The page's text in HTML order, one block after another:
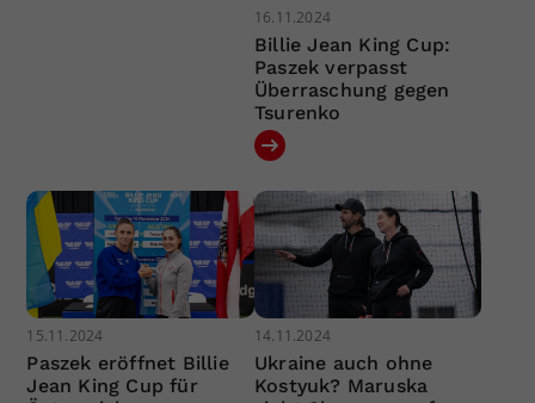
16.11.2024
Billie Jean King Cup:
Paszek verpasst
Überraschung gegen
Tsurenko
15.11.2024
Paszek eröffnet Billie
Jean King Cup für
14.11.2024
Ukraine auch ohne
Kostyuk? Maruska